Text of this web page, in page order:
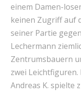
einem Damen-
keinen Zugriff auf
seiner Partie
Lechermann
Zentrumsbauern
zwei
Andreas K. spielte